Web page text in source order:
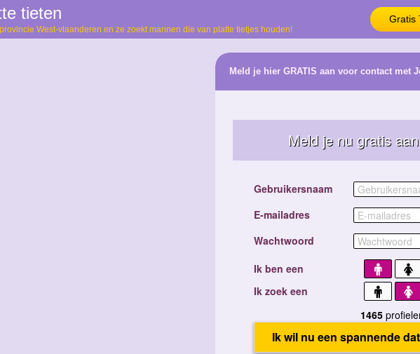
Gratis
tieten
West-vlaanderen en ze zoekt mannen die van platte tietjes houden!
Meld je hier GRATIS aan voor contact met